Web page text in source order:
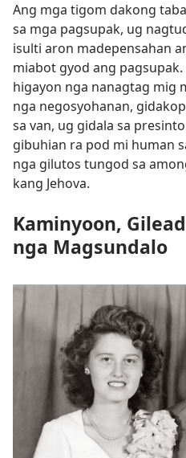
Ang mga tigom dakong
sa mga pagsupak, ug
isulti aron madepensahan
miabot gyod ang
higayon nga nanagtag mig
nga negosyohanan,
sa van, ug gidala sa
gibuhian ra pod mi human
nga gilutos tungod sa
kang Jehova.
Kaminyoon,
nga Magsundalo